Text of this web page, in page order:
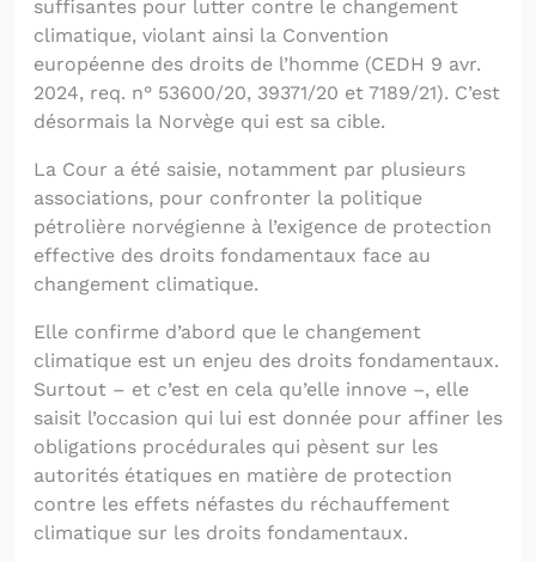
suffisantes pour lutter contre le changement
climatique, violant ainsi la Convention
européenne des droits de l’homme (CEDH 9 avr.
2024, req. n° 53600/20, 39371/20 et 7189/21). C’est
désormais la Norvège qui est sa cible.
La Cour a été saisie, notamment par plusieurs
associations, pour confronter la politique
pétrolière norvégienne à l’exigence de protection
effective des droits fondamentaux face au
changement climatique.
Elle confirme d’abord que le changement
climatique est un enjeu des droits fondamentaux.
Surtout – et c’est en cela qu’elle innove –, elle
saisit l’occasion qui lui est donnée pour affiner les
obligations procédurales qui pèsent sur les
autorités étatiques en matière de protection
contre les effets néfastes du réchauffement
climatique sur les droits fondamentaux.